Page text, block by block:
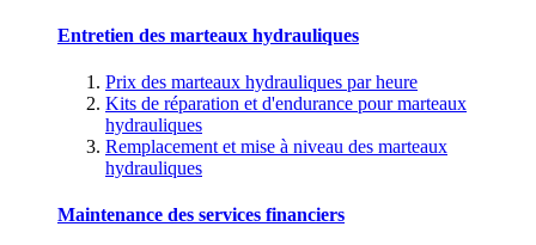
Entretien des marteaux hydrauliques
Prix des marteaux hydrauliques par heure
Kits de réparation et d'endurance pour marteaux
hydrauliques
Remplacement et mise à niveau des marteaux
hydrauliques
Maintenance des services financiers